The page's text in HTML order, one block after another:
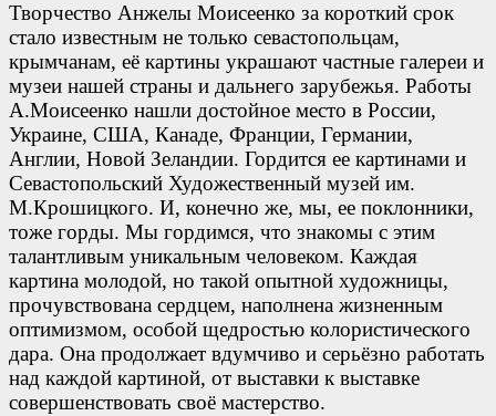
Творчество Анжелы Моисеенко за короткий срок
стало известным не только севастопольцам,
крымчанам, её картины украшают частные галереи и
музеи нашей страны и дальнего зарубежья. Работы
А.Моисеенко нашли достойное место в России,
Украине, США, Канаде, Франции, Германии,
Англии, Новой Зеландии. Гордится ее картинами и
Севастопольский Художественный музей им.
М.Крошицкого. И, конечно же, мы, ее поклонники,
тоже горды. Мы гордимся, что знакомы с этим
талантливым уникальным человеком. Каждая
картина молодой, но такой опытной художницы,
прочувствована сердцем, наполнена жизненным
оптимизмом, особой щедростью колористического
дара. Она продолжает вдумчиво и серьёзно работать
над каждой картиной, от выставки к выставке
совершенствовать своё мастерство.